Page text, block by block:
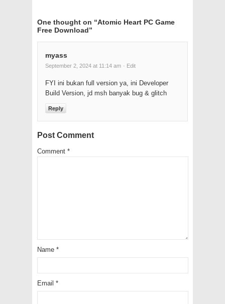
One thought on “Atomic Heart PC Game
Free Download”
myass
September 2, 2024 at 11:14 am · Edit
FYI ini bukan full version ya, ini Developer
Build Version, jd msh banyak bug & glitch
Reply
Post Comment
Comment *
Name *
Email *